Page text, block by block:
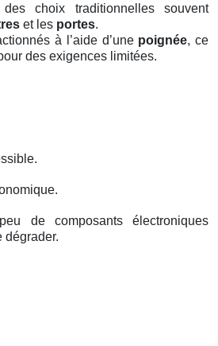
choix traditionnelles souvent
et les portes.
à l’aide d’une poignée, ce
des exigences limitées.
de composants électroniques
dégrader.